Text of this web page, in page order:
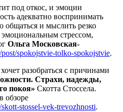
под откос, и эмоции
адекватно воспринимать
общаться и мыслить резко
эмоциональным стрессом,
Ольга Московская-
post/spokojstvie-tolko-spokojstvie.
разобраться с причинами
Страхи, надежды,
покоя» Скотта Стоссела.
обзоре
stossel-vek-trevozhnosti.